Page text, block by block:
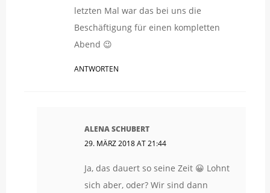
letzten Mal war das bei uns die
Beschäftigung für einen kompletten
Abend 😉
ANTWORTEN
ALENA SCHUBERT
29. MÄRZ 2018 AT 21:44
Ja, das dauert so seine Zeit 😀 Lohnt
sich aber, oder? Wir sind dann